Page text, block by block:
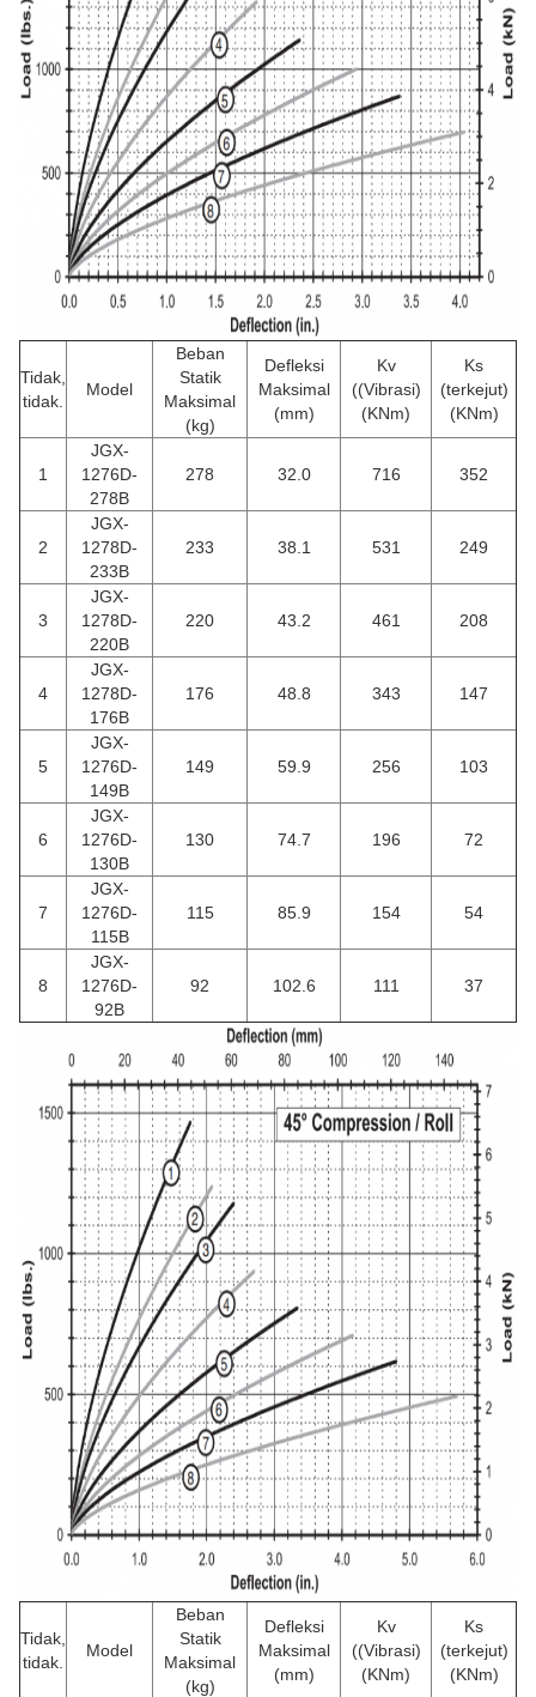
Tidak,
tidak.
Model
Beban
Statik
Maksimal
(kg)
Defleksi
Maksimal
(mm)
Kv
((Vibrasi)
(KNm)
Ks
(terkejut)
(KNm)
1
JGX-
1276D-
278B
278 32.0 716 352
2
JGX-
1278D-
233B
233 38.1 531 249
3
JGX-
1278D-
220B
220 43.2 461 208
4
JGX-
1278D-
176B
176 48.8 343 147
5
JGX-
1276D-
149B
149 59.9 256 103
6
JGX-
1276D-
130B
130 74.7 196 72
7
JGX-
1276D-
115B
115 85.9 154 54
8
JGX-
1276D-
92B
92 102.6 111 37
Tidak,
tidak.
Model
Beban
Statik
Maksimal
(kg)
Defleksi
Maksimal
(mm)
Kv
((Vibrasi)
(KNm)
Ks
(terkejut)
(KNm)